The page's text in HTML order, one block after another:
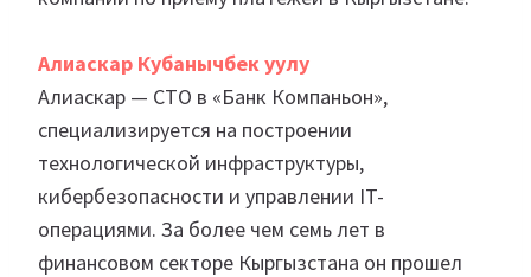
Алиаскар Кубанычбек уулу
Алиаскар — CTO в «Банк Компаньон»,
специализируется на построении
технологической инфраструктуры,
кибербезопасности и управлении IT-
операциями. За более чем семь лет в
финансовом секторе Кыргызстана он прошел